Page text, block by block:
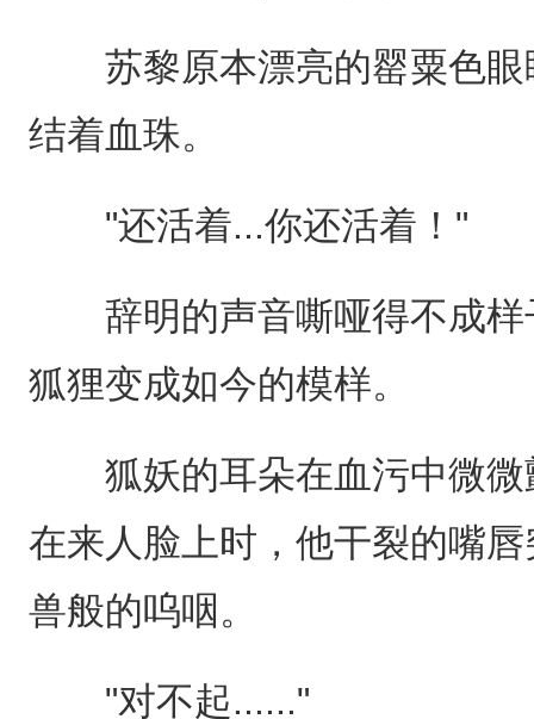
苏黎原本漂亮的罂粟色眼
结着血珠。
"还活着...你还活着！"
辞明的声音嘶哑得不成样
狐狸变成如今的模样。
狐妖的耳朵在血污中微微
在来人脸上时，他干裂的嘴
兽般的呜咽。
"对不起......"